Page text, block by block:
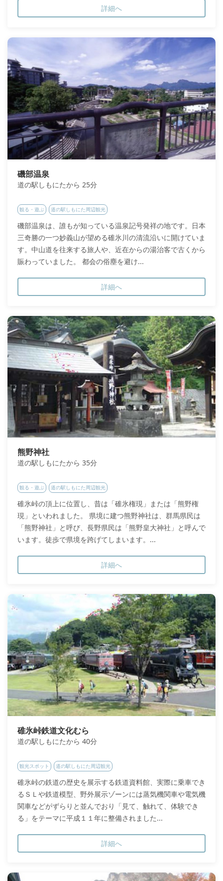
詳細へ
磯部温泉
道の駅しもにたから 25分
観る・遊ぶ 道の駅しもにた周辺観光
磯部温泉は、誰もが知っている温泉記号発祥の地です。日本
三奇勝の一つ妙義山が望める碓氷川の清流沿いに開けていま
す。中山道を往来する旅人や、近在からの湯治客で古くから
賑わっていました。 都会の俗塵を避け...
詳細へ
熊野神社
道の駅しもにたから 35分
観る・遊ぶ 道の駅しもにた周辺観光
碓氷峠の頂上に位置し、昔は「碓氷権現」または「熊野権
現」といわれました。 県境に建つ熊野神社は、群馬県民は
「熊野神社」と呼び、長野県民は「熊野皇大神社」と呼んで
います。徒歩で県境を跨げてしまいます。...
詳細へ
碓氷峠鉄道文化むら
道の駅しもにたから 40分
観光スポット 道の駅しもにた周辺観光
碓氷峠の鉄道の歴史を展示する鉄道資料館、実際に乗車でき
るＳＬや鉄道模型、野外展示ゾーンには蒸気機関車や電気機
関車などがずらりと並んでおり「見て、触れて、体験でき
る」をテーマに平成１１年に整備されました...
詳細へ